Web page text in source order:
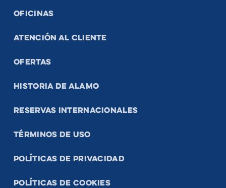
OFICINAS
ATENCIÓN AL CLIENTE
OFERTAS
HISTORIA DE ALAMO
RESERVAS INTERNACIONALES
TÉRMINOS DE USO
POLÍTICAS DE PRIVACIDAD
POLÍTICAS DE COOKIES